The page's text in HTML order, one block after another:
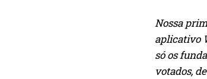
Nossa
aplicativo
só os
votados,